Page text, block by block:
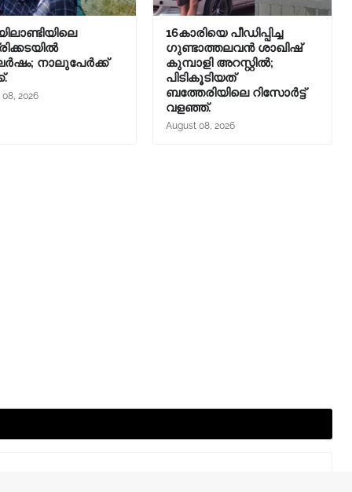
നാലുപേർക്ക്
2026
16കാരിയെ പീഡിപ്പിച്ച
ഗുണ്ടാത്തലവൻ ശാഖിഷ്
കുമ്പാളി അറസ്റ്റിൽ;
പിടികൂടിയത്
ബത്തേരിയിലെ റിസോർട്ട്
വളഞ്ഞ്.
August 08, 2026